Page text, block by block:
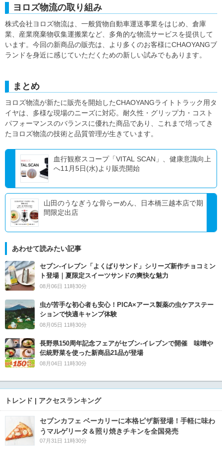
ヨロズ物流の取り組み
株式会社ヨロズ物流は、一般貨物自動車運送事業をはじめ、倉庫
業、産業廃棄物収集運搬業など、多角的な物流サービスを提供して
います。今回の新商品の販売は、より多くのお客様にCHAOYANGブ
ランドを身近に感じていただくための新しい試みでもあります。
まとめ
ヨロズ物流が新たに販売を開始したCHAOYANGライトトラック用タ
イヤは、多様な現場のニーズに対応。耐久性・グリップ力・コスト
パフォーマンスのバランスに優れた商品であり、これまで培ってき
たヨロズ物流の技術と品質管理が生きています。
血行観察スコープ「VITAL SCAN」、健康意識向上
へ11月5日(水)より販売開始
山田のうなぎうな骨らーめん、日本橋三越本店で期
間限定出店
あわせて読みたい記事
セブン‐イレブン「よくばりサンド」シリーズ新作チョコミン
ト登場｜夏限定スイーツサンドの爽快な魅力
08月06日 11時30分
虫が苦手な初心者も安心！PICA×アース製薬の虫ケアステー
ションで快適キャンプ体験
08月05日 11時30分
長野県150周年記念フェアがセブン-イレブンで開催 味噌や
伝統野菜を使った新商品21品が登場
08月04日 11時30分
トレンド | アクセスランキング
セブンカフェ ベーカリーに本格ピザ新登場！手軽に味わ
うマルゲリータ＆照り焼きチキンを全国発売
07月31日 11時30分